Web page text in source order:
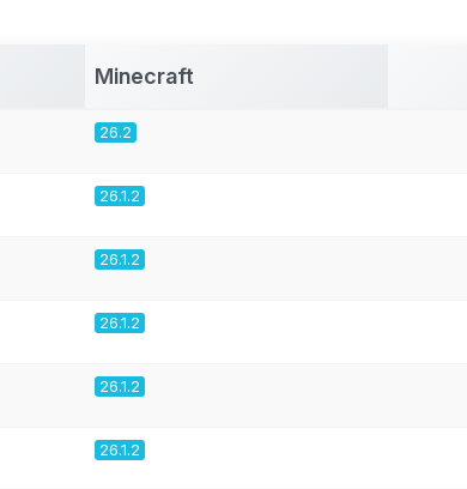
Minecraft
26.2
26.1.2
26.1.2
26.1.2
26.1.2
26.1.2